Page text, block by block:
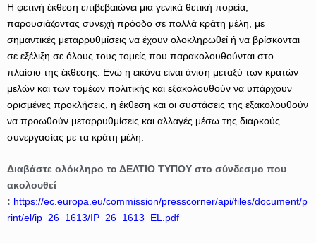
Η φετινή έκθεση επιβεβαιώνει μια γενικά θετική πορεία,
παρουσιάζοντας συνεχή πρόοδο σε πολλά κράτη μέλη, με
σημαντικές μεταρρυθμίσεις να έχουν ολοκληρωθεί ή να βρίσκονται
σε εξέλιξη σε όλους τους τομείς που παρακολουθούνται στο
πλαίσιο της έκθεσης. Ενώ η εικόνα είναι άνιση μεταξύ των κρατών
μελών και των τομέων πολιτικής και εξακολουθούν να υπάρχουν
ορισμένες προκλήσεις, η έκθεση και οι συστάσεις της εξακολουθούν
να προωθούν μεταρρυθμίσεις και αλλαγές μέσω της διαρκούς
συνεργασίας με τα κράτη μέλη.
Διαβάστε ολόκληρο το ΔΕΛΤΙΟ ΤΥΠΟΥ στο σύνδεσμο που
ακολουθεί
: https://ec.europa.eu/commission/presscorner/api/files/document/p
rint/el/ip_26_1613/IP_26_1613_EL.pdf